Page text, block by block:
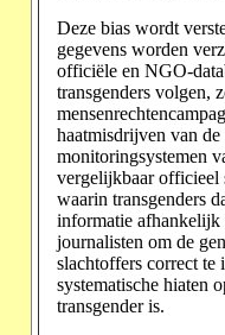
Deze bias wordt
gegevens worden
officiële en NGO-
transgenders volgen,
haatmisdrijven van
monitoringsystemen
vergelijkbaar officieel
waarin transgenders
informatie afhankelijk
journalisten om de
slachtoffers correct te
systematische hiaten
transgender is.